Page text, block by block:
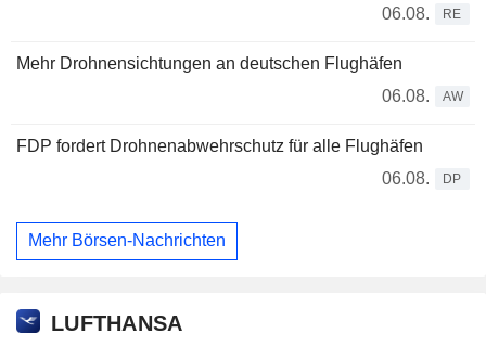
06.08.
RE
Mehr Drohnensichtungen an deutschen Flughäfen
06.08.
AW
FDP fordert Drohnenabwehrschutz für alle Flughäfen
06.08.
DP
Mehr Börsen-Nachrichten
LUFTHANSA